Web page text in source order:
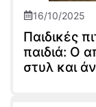
16/10/2025
Παιδικές
παιδιά: Ο
στυλ και